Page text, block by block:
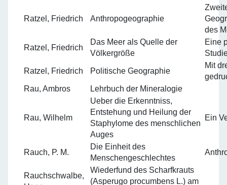
Ratzel, Friedrich Anthropogeographie
des
Ratzel, Friedrich
Das Meer als Quelle der
Völkergröße
Eine
Ratzel, Friedrich Politische Geographie
Mit
Rau, Ambros
Lehrbuch der Mineralogie
Rau, Wilhelm
Ueber die Erkenntniss,
Entstehung und Heilung der
Staphylome des menschlichen
Auges
Ein
Rauch, P. M.
Die Einheit des
Menschengeschlechtes
Rauchschwalbe,
Wiederfund des Scharfkrauts
(Asperugo procumbens L.) am